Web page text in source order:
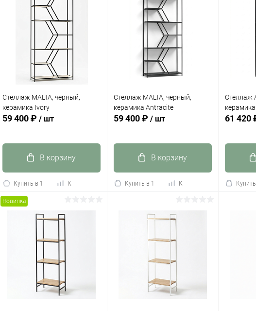
Стеллаж MALTA, черный,
керамика Ivory
59 400 ₽ / шт
В корзину
Купить в 1
клик
К
сравнению
Стеллаж MALTA, черный,
керамика Antracite
59 400 ₽ / шт
В корзину
Купить в 1
клик
К
сравнению
Стеллаж
61 420
клик
Новинка